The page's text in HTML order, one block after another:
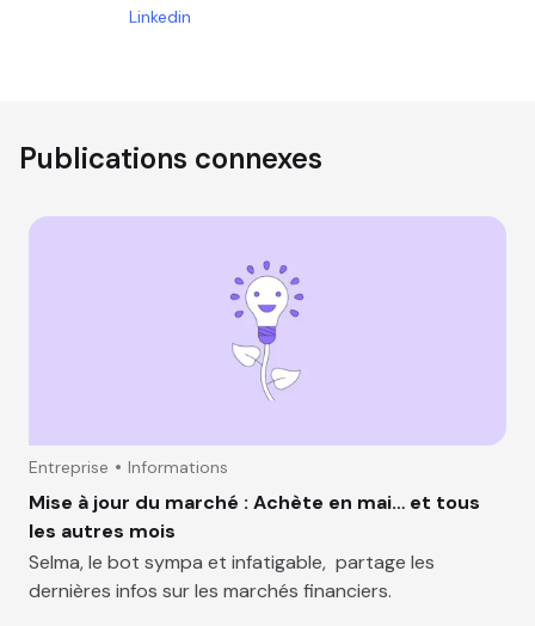
Linkedin
Publications connexes
Entreprise Informations
Mise à jour du marché : Achète en mai… et tous
les autres mois
Selma, le bot sympa et infatigable, partage les
dernières infos sur les marchés financiers.